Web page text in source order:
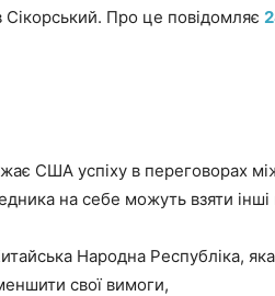
Про це повідомляє
США успіху в переговорах
на себе можуть взяти інші
Народна Республіка,
свої вимоги,